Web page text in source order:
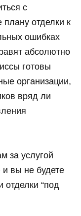
с
плану отделки к
ошибках
абсолютно
готовы
организации,
вряд ли
за услугой
и вы не будете
отделки “под